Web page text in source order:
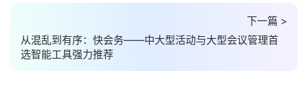
下一篇 >
从混乱到有序：快会务——中大型活动与大型会议管理首
选智能工具强力推荐